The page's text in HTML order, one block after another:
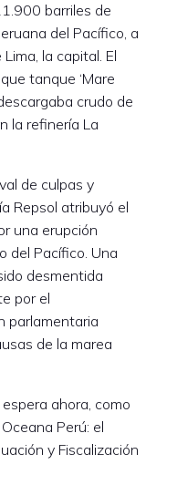
barriles de
del Pacífico, a
la capital. El
tanque ‘Mare
crudo de
la refinería La
de culpas y
Repsol atribuyó el
una erupción
del Pacífico. Una
desmentida
por el
parlamentaria
de la marea
ahora, como
Perú: el
y Fiscalización